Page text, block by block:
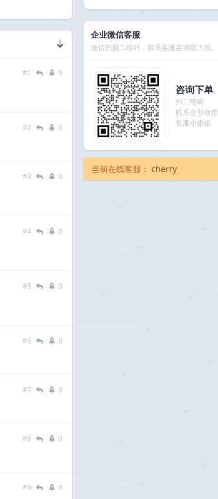
#1 0
#2 0
#3 0
#4 0
#5 0
#6 0
#7 0
#8 0
#9 0
企业微信客服
微信扫描二维码，联系客服咨询或下单。
咨询下单
扫二维码
联系企业微信
客服小姐姐
当前在线客服： cherry